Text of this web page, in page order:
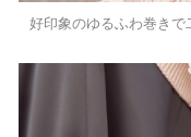
好印象のゆるふわ巻き